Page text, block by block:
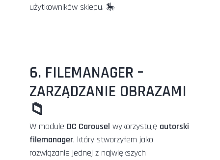
użytkowników sklepu. 🎠
6. FILEMANAGER –
ZARZĄDZANIE OBRAZAMI
📁
W module DC Carousel wykorzystuję autorski
filemanager, który stworzyłem jako
rozwiązanie jednej z największych